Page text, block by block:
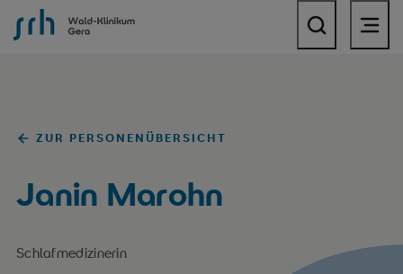
SRH Wald-Klinikum Gera
ZUR PERSONENÜBERSICHT
Janin Marohn
Schlafmedizinerin